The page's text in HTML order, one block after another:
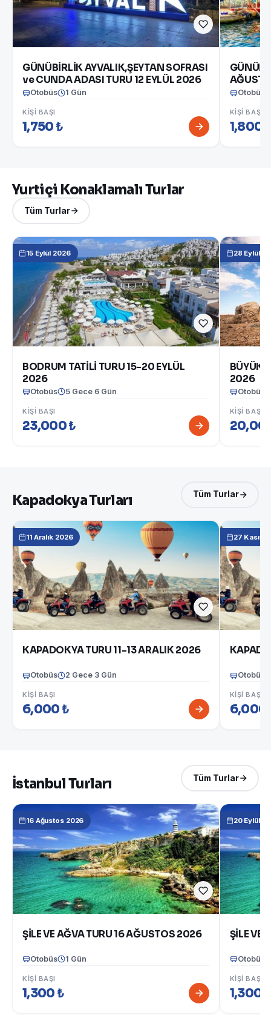
GÜNÜBİRLİK AYVALIK,ŞEYTAN SOFRASI
ve CUNDA ADASI TURU 12 EYLÜL 2026
Otobüs 1 Gün
KIŞI BAŞI
1,750 ₺
Otobüs
KIŞI BAŞI
1,800
Yurtiçi Konaklamalı Turlar
Tüm Turlar
15 Eylül 2026
BODRUM TATİLİ TURU 15-20 EYLÜL
2026
Otobüs 5 Gece 6 Gün
KIŞI BAŞI
23,000 ₺
28 Eylül
BÜYÜK
2026
Otobüs
KIŞI BAŞI
Kapadokya Turları Tüm Turlar
11 Aralık 2026
KAPADOKYA TURU 11-13 ARALIK 2026
Otobüs 2 Gece 3 Gün
KIŞI BAŞI
6,000 ₺
27 Kasım
Otobüs
KIŞI BAŞI
6,000
İstanbul Turları Tüm Turlar
16 Ağustos 2026
ŞİLE VE AĞVA TURU 16 AĞUSTOS 2026
Otobüs 1 Gün
KIŞI BAŞI
1,300 ₺
20 Eylül
Otobüs
KIŞI BAŞI
1,300 ₺